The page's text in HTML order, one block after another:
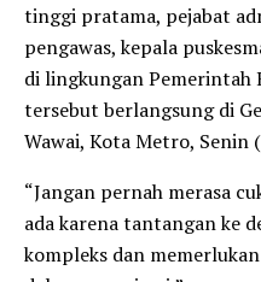
tinggi pratama, pejabat
pengawas, kepala
di lingkungan Pemerintah
tersebut berlangsung di
Wawai, Kota Metro, Senin
“Jangan pernah merasa
ada karena tantangan ke
kompleks dan